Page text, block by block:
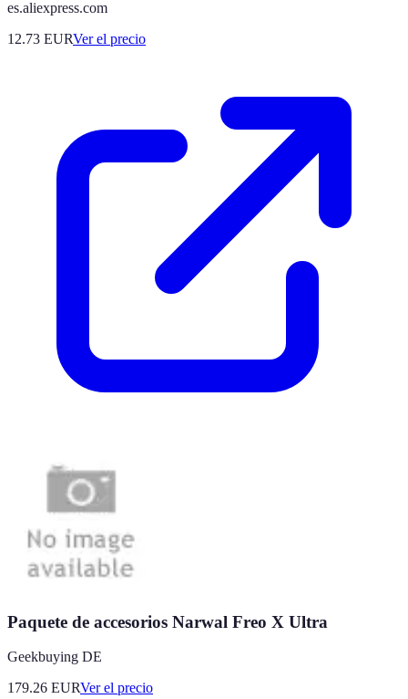
es.aliexpress.com
12.73 EURVer el precio
Paquete de accesorios Narwal Freo X Ultra
Geekbuying DE
179.26 EURVer el precio